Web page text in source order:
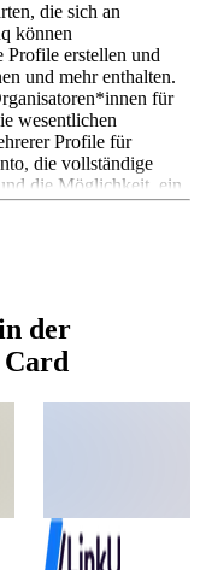
die sich an
können
erstellen und
und mehr enthalten.
für
wesentlichen
Profile für
die vollständige
die Möglichkeit, ein
Linq bietet
Teams und Linq Pro.
Anbieters
der
Card